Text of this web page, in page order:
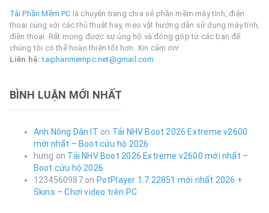
Tải Phần Mềm PC là chuyên trang chia sẻ phần mềm máy tính, điện
thoại cùng với các thủ thuật hay, mẹo vặt hướng dẫn sử dụng máy tính,
điện thoại. Rất mong được sự ủng hộ và đóng góp từ các bạn để
chúng tôi có thể hoàn thiện tốt hơn. Xin cảm ơn!
Liên hệ: taiphanmempc.net@gmail.com
BÌNH LUẬN MỚI NHẤT
Anh Nông Dân IT on Tải NHV Boot 2026 Extreme v2600
mới nhất – Boot cứu hộ 2026
hưng on Tải NHV Boot 2026 Extreme v2600 mới nhất –
Boot cứu hộ 2026
1234560987on PotPlayer 1.7.22851 mới nhất 2026 +
Skins – Chơi video trên PC